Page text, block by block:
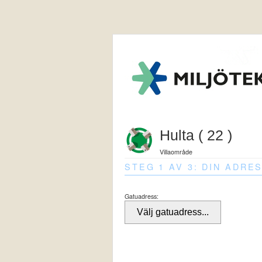
Hulta ( 22 )
Villaområde
STEG 1 AV 3: DIN
Gatuadress: